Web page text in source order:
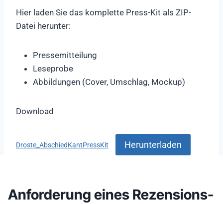
Hier laden Sie das komplette Press-Kit als ZIP-
Datei herunter:
Pressemitteilung
Leseprobe
Abbildungen (Cover, Umschlag, Mockup)
Download
Droste_AbschiedKantPressKit Herunterladen
Anforderung eines Rezensions-